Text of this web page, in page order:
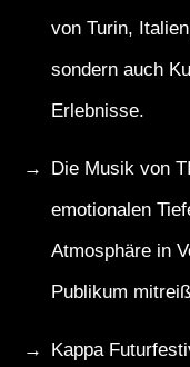
von Turin,
sondern auch
Erlebnisse.
Die Musik von
emotionalen
Atmosphäre in
Publikum
Kappa